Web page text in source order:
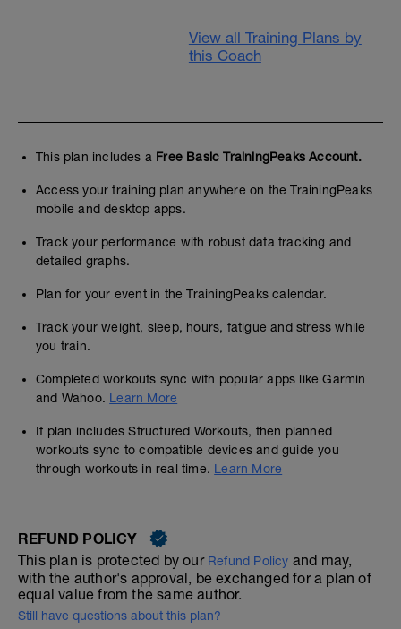
View all Training Plans by
this Coach
This plan includes a Free Basic TrainingPeaks Account.
Access your training plan anywhere on the TrainingPeaks
mobile and desktop apps.
Track your performance with robust data tracking and
detailed graphs.
Plan for your event in the TrainingPeaks calendar.
Track your weight, sleep, hours, fatigue and stress while
you train.
Completed workouts sync with popular apps like Garmin
and Wahoo. Learn More
If plan includes Structured Workouts, then planned
workouts sync to compatible devices and guide you
through workouts in real time. Learn More
REFUND POLICY
This plan is protected by our Refund Policy and may,
with the author's approval, be exchanged for a plan of
equal value from the same author.
Still have questions about this plan?